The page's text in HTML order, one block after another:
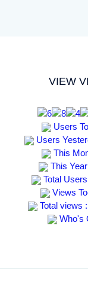
VIEW
Users
Users
This
This
Total
Views
Total views
Who's